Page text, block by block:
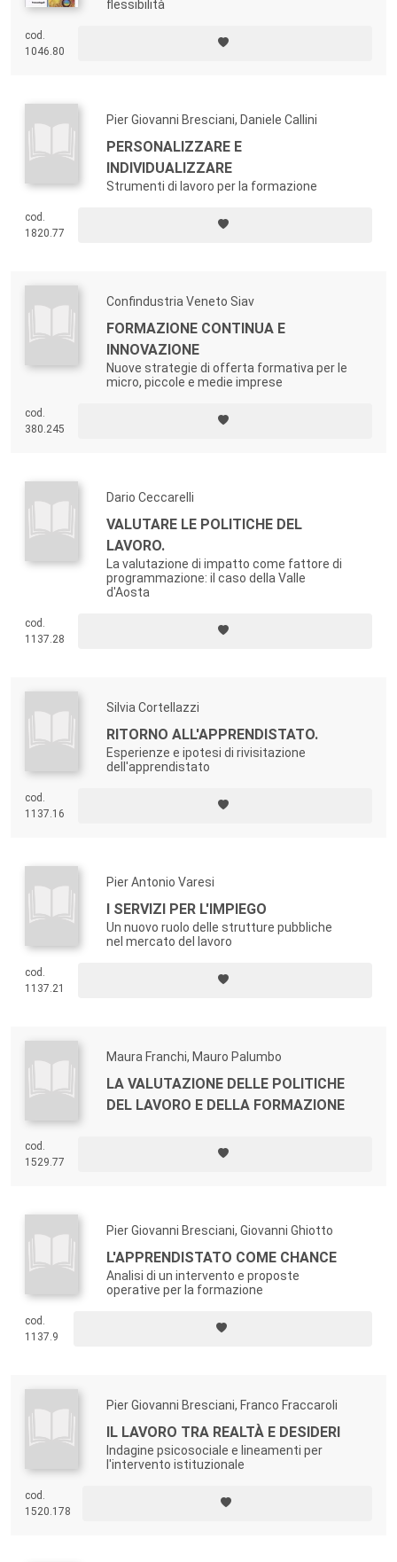
flessibilità
cod.
1046.80
Pier Giovanni Bresciani, Daniele Callini
PERSONALIZZARE E
INDIVIDUALIZZARE
Strumenti di lavoro per la formazione
cod.
1820.77
Confindustria Veneto Siav
FORMAZIONE CONTINUA E
INNOVAZIONE
Nuove strategie di offerta formativa per le
micro, piccole e medie imprese
cod.
380.245
Dario Ceccarelli
VALUTARE LE POLITICHE DEL
LAVORO.
La valutazione di impatto come fattore di
programmazione: il caso della Valle
d'Aosta
cod.
1137.28
Silvia Cortellazzi
RITORNO ALL'APPRENDISTATO.
Esperienze e ipotesi di rivisitazione
dell'apprendistato
cod.
1137.16
Pier Antonio Varesi
I SERVIZI PER L'IMPIEGO
Un nuovo ruolo delle strutture pubbliche
nel mercato del lavoro
cod.
1137.21
Maura Franchi, Mauro Palumbo
LA VALUTAZIONE DELLE POLITICHE
DEL LAVORO E DELLA FORMAZIONE
cod.
1529.77
Pier Giovanni Bresciani, Giovanni Ghiotto
L'APPRENDISTATO COME CHANCE
Analisi di un intervento e proposte
operative per la formazione
cod.
1137.9
Pier Giovanni Bresciani, Franco Fraccaroli
IL LAVORO TRA REALTÀ E DESIDERI
Indagine psicosociale e lineamenti per
l'intervento istituzionale
cod.
1520.178